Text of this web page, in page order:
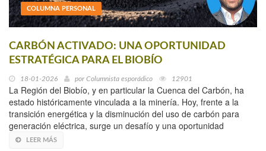
COLUMNA PERSONAL
CARBÓN ACTIVADO: UNA OPORTUNIDAD
ESTRATÉGICA PARA EL BIOBÍO
18-01-2026 por Columnista esporádico 12901
La Región del Biobío, y en particular la Cuenca del Carbón, ha
estado históricamente vinculada a la minería. Hoy, frente a la
transición energética y la disminución del uso de carbón para
generación eléctrica, surge un desafío y una oportunidad
LEER MÁS